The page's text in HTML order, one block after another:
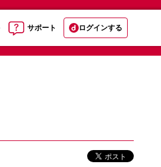
サポート ログインする